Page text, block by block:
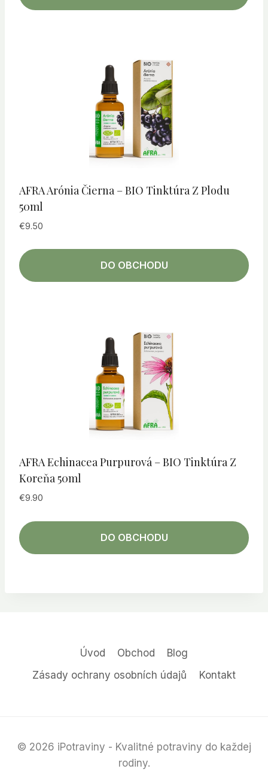
AFRA Arónia Čierna – BIO Tinktúra Z Plodu
50ml
€9.50
DO OBCHODU
AFRA Echinacea Purpurová – BIO Tinktúra Z
Koreňa 50ml
€9.90
DO OBCHODU
Úvod Obchod
Blog
Zásady ochrany osobních údajů
Kontakt
© 2026 iPotraviny - Kvalitné potraviny do každej
rodiny.